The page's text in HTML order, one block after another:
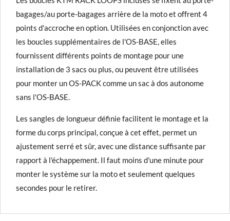
bagages/au porte-bagages arrière de la moto et offrent 4
points d'accroche en option. Utilisées en conjonction avec
les boucles supplémentaires de l'OS-BASE, elles
fournissent différents points de montage pour une
installation de 3 sacs ou plus, ou peuvent être utilisées
pour monter un OS-PACK comme un sac à dos autonome
sans l'OS-BASE.
Les sangles de longueur définie facilitent le montage et la
forme du corps principal, conçue à cet effet, permet un
ajustement serré et sûr, avec une distance suffisante par
rapport à l'échappement. Il faut moins d'une minute pour
monter le système sur la moto et seulement quelques
secondes pour le retirer.